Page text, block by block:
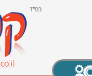
בס"ד
X סגירה